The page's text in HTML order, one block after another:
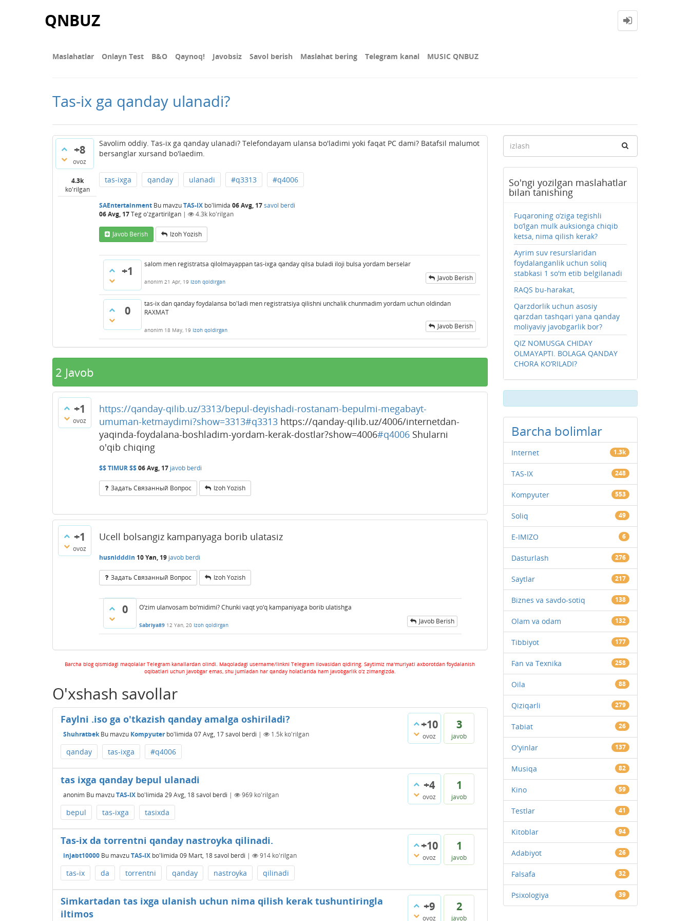
QNBUZ
Maslahatlar Onlayn Test В&О Qaynoq! Javobsiz Savol berish Maslahat bering Telegram kanal MUSIC QNBUZ
Tas-ix ga qanday ulanadi?
+8
ovoz
4.3k
ko'rilgan
Savolim oddiy. Tas-ix ga qanday ulanadi? Telefondayam ulansa bo'ladimi yoki faqat PC dami? Batafsil malumot
bersanglar xursand bo'laedim.
tas-ixga qanday ulanadi #q3313 #q4006
SAEntertainment Bu mavzuTAS-IX bo'limida 06 Avg, 17savol berdi
06 Avg, 17Teg o'zgartirilgan | 4.3k ko'rilgan
Javob Berish Izoh Yozish
+1
salom men registratsa qilolmayappan tas-ixga qanday qilsa buladi iloji bulsa yordam berselar
anonim 21 Apr, 19 Izoh qoldirgan Javob Berish
0
tas-ix dan qanday foydalansa bo'ladi men registratsiya qilishni unchalik chunmadim yordam uchun oldindan
RAXMAT
anonim 18 May, 19 Izoh qoldirgan Javob Berish
2 Javob
+1
ovoz
https://qanday-qilib.uz/3313/bepul-deyishadi-rostanam-bepulmi-megabayt-
umuman-ketmaydimi?show=3313#q3313 https://qanday-qilib.uz/4006/internetdan-
yaqinda-foydalana-boshladim-yordam-kerak-dostlar?show=4006#q4006 Shularni
o'qib chiqing
$$ TIMUR $$06 Avg, 17 javob berdi
Задать Связанный Вопрос Izoh Yozish
+1
ovoz
Ucell bolsangiz kampanyaga borib ulatasiz
husnidddin 10 Yan, 19 javob berdi
Задать Связанный Вопрос Izoh Yozish
0 O‘zim ulanvosam bo‘midimi? Chunki vaqt yo‘q kampaniyaga borib ulatishga
Sabriya89 12 Yan, 20 Izoh qoldirgan Javob Berish
Barcha blog qismidagi maqolalar Telegram kanallardan olindi. Maqoladagi username/linkni Telegram ilovasidan qidiring. Saytimiz ma'muriyati axborotdan foydalanish
oqibatlari uchun javobgar emas, shu jumladan har qanday holatlarida ham javobgarlik o'z zimangizda.
O'xshash savollar
+10
ovoz
3
javob
Faylni .iso ga o'tkazish qanday amalga oshiriladi?
Shuhratbek Bu mavzu Kompyuterbo'limida 07 Avg, 17savol berdi | 1.5k ko'rilgan
qanday tas-ixga #q4006
+4
ovoz
1
javob
tas ixga qanday bepul ulanadi
anonim Bu mavzuTAS-IX bo'limida 29 Avg, 18savol berdi | 969 ko'rilgan
bepul tas-ixga tasixda
+10
ovoz
1
javob
Tas-ix da torrentni qanday nastroyka qilinadi.
injabt10000 Bu mavzuTAS-IX bo'limida 09 Mart, 18savol berdi | 914 ko'rilgan
tas-ix da torrentni qanday nastroyka qilinadi
+9
ovoz
2
javob
Simkartadan tas ixga ulanish uchun nima qilish kerak tushuntiringla
iltimos
So'ngi yozilgan maslahatlar
bilan tanishing
Fuqaroning o‘ziga tegishli
bo‘lgan mulk auksionga chiqib
ketsa, nima qilish kerak?
Ayrim suv resurslaridan
foydalanganlik uchun soliq
stabkasi 1 so'm etib belgilanadi
RAQS bu-harakat,
Qarzdorlik uchun asosiy
qarzdan tashqari yana qanday
moliyaviy javobgarlik bor?
QIZ NOMUSGA CHIDAY
OLMAYAPTI. BOLAGA QANDAY
CHORA KO‘RILADI?
Barcha bolimlar
Internet 1.3k
TAS-IX 248
Kompyuter 553
Soliq 49
E-IMIZO 6
Dasturlash 276
Saytlar 217
Biznes va savdo-sotiq 138
Olam va odam 132
Tibbiyot 177
Fan va Texnika 258
Oila 88
Qiziqarli 279
Tabiat 26
O'yinlar 137
Musiqa 82
Kino 59
Testlar 41
Kitoblar 94
Adabiyot 26
Falsafa 32
Psixologiya 39